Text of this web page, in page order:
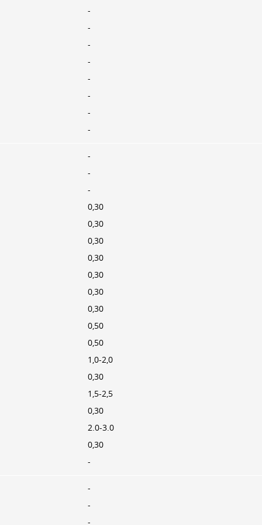
-
-
-
-
-
-
-
-
-
-
-
0,30
0,30
0,30
0,30
0,30
0,30
0,30
0,50
0,50
1,0-2,0
0,30
1,5-2,5
0,30
2.0-3.0
0,30
-
-
-
-